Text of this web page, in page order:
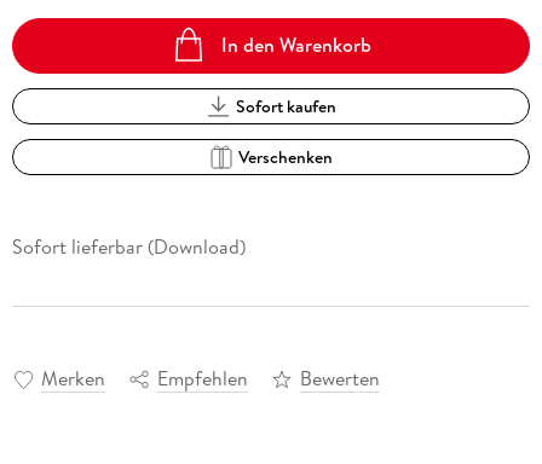
In den Warenkorb
Sofort kaufen
Verschenken
Sofort lieferbar (Download)
Merken Empfehlen Bewerten